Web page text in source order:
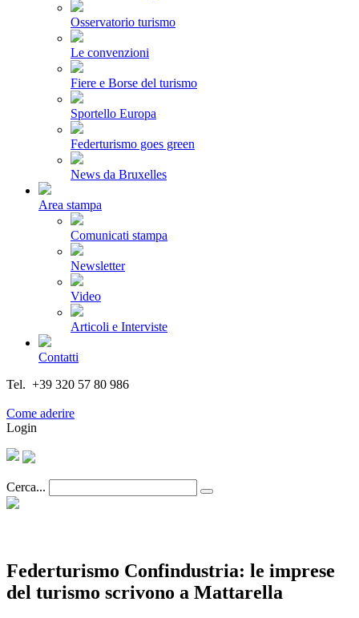
Osservatorio turismo
Le convenzioni
Fiere e Borse del turismo
Sportello Europa
Federturismo goes green
News da Bruxelles
Area stampa
Comunicati stampa
Newsletter
Video
Articoli e Interviste
Contatti
Tel. +39 320 57 80 986
Come aderire
Login
Cerca...
Federturismo Confindustria: le imprese
del turismo scrivono a Mattarella